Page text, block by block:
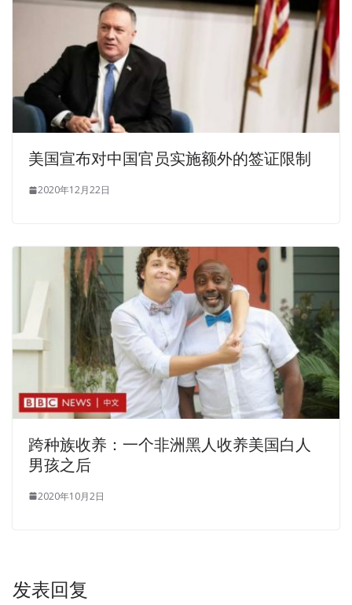
美国宣布对中国官员实施额外的签证限制
2020年12月22日
跨种族收养：一个非洲黑人收养美国白人
男孩之后
2020年10月2日
发表回复